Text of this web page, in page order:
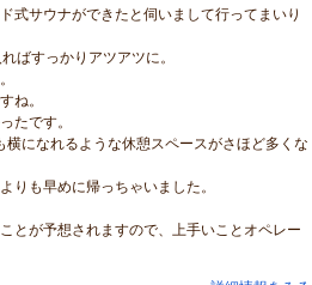
式サウナができたと伺いまして行ってまいり
ばすっかりアツアツに。
ね。
たです。
になれるような休憩スペースがさほど多くな
りも早めに帰っちゃいました。
とが予想されますので、上手いことオペレー